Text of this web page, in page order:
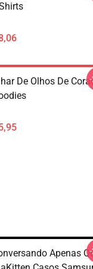
De Olhos De
Apenas